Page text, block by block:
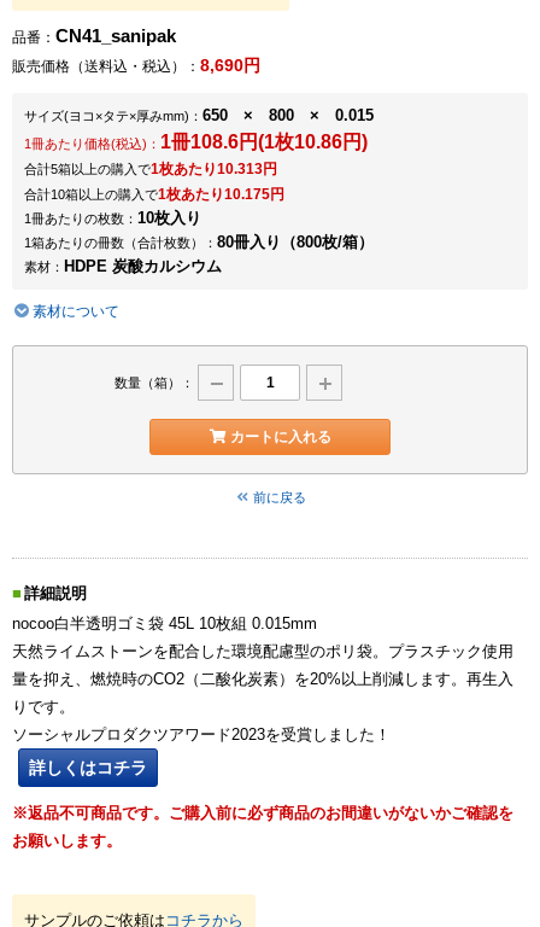
品番： CN41_sanipak
販売価格（送料込・税込）： 8,690円
サイズ(ヨコ×タテ×厚みmm) ： 650 × 800 × 0.015
1冊あたり価格(税込)： 1冊108.6円(1枚10.86円)
合計5箱以上の購入で1枚あたり10.313円
合計10箱以上の購入で1枚あたり10.175円
1冊あたりの枚数： 10枚入り
1箱あたりの冊数（合計枚数）： 80冊入り（800枚/箱）
素材： HDPE 炭酸カルシウム
素材について
数量（箱）：
カートに入れる
前に戻る
詳細説明
nocoo白半透明ゴミ袋 45L 10枚組 0.015mm
天然ライムストーンを配合した環境配慮型のポリ袋。プラスチック使用
量を抑え、燃焼時のCO2（二酸化炭素）を20%以上削減します。再生入
りです。
ソーシャルプロダクツアワード2023を受賞しました！
詳しくはコチラ
※返品不可商品です。ご購入前に必ず商品のお間違いがないかご確認を
お願いします。
サンプルのご依頼は コチラから